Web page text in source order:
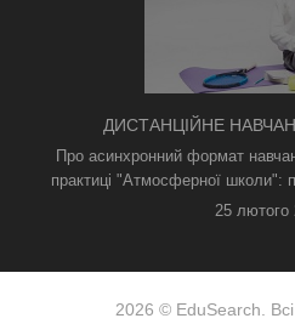
ДИСТАНЦІЙНЕ
ТРИВОГАМИ ТА БЕЗ
ФОРМАТ РЯТУЄ
Про асинхронний формат
практиці "Атмосферної школи":
25 лютого
2026 © EduSearch.